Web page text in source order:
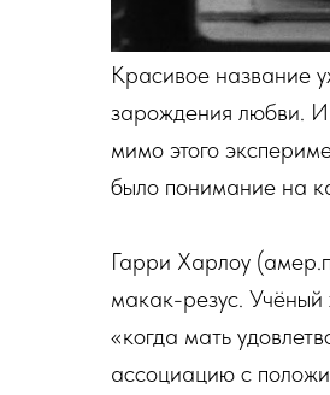
Красивое название
зарождения любви. И
мимо этого
было понимание на
Гарри Харлоу
макак-резус. Учёный
«когда мать
ассоциацию с